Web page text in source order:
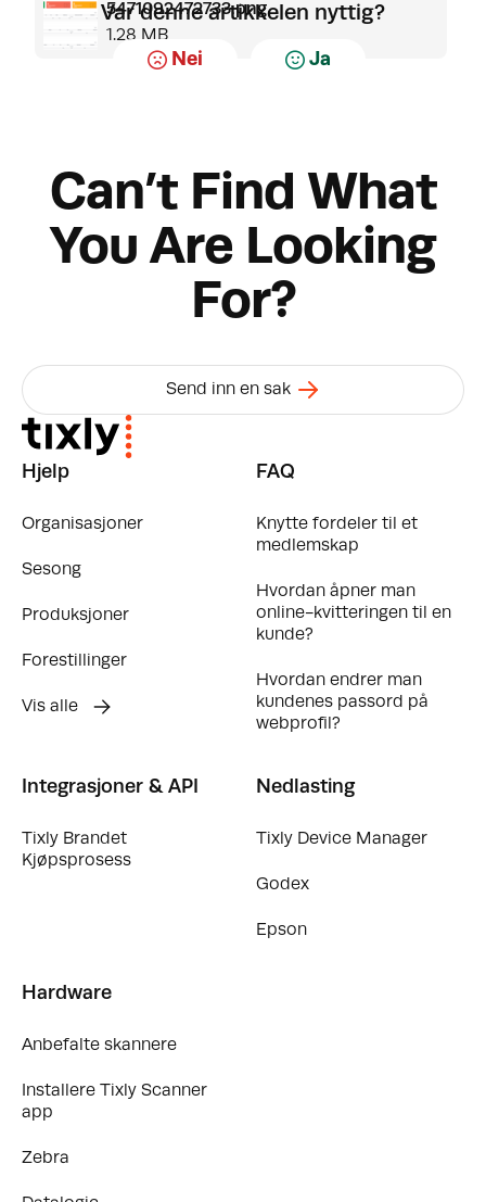
5471092472733.png
1.28 MB
Var denne artikkelen nyttig?
Nei Ja
Can’t Find What
You Are Looking
For?
Send inn en sak
Hjelp
Organisasjoner
Sesong
Produksjoner
Forestillinger
Vis alle
FAQ
Knytte fordeler til et
medlemskap
Hvordan åpner man
online-kvitteringen til en
kunde?
Hvordan endrer man
kundenes passord på
webprofil?
Integrasjoner & API
Tixly Brandet
Kjøpsprosess
Nedlasting
Tixly Device Manager
Godex
Epson
Hardware
Anbefalte skannere
Installere Tixly Scanner
app
Zebra